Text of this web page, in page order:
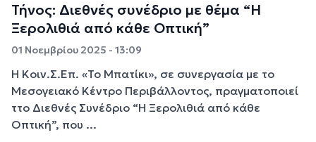
Τήνος: Διεθνές συνέδριο με θέμα “Η
Ξερολιθιά από κάθε Οπτική”
01 Νοεμβρίου 2025 - 13:09
Η Κοιν.Σ.Επ. «Το Μπατίκι», σε συνεργασία με το
Μεσογειακό Κέντρο Περιβάλλοντος, πραγματοποιεί
ττο Διεθνές Συνέδριο “Η Ξερολιθιά από κάθε
Οπτική”, που ...